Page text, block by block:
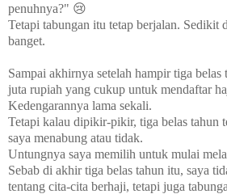
penuhnya?" 😢
Tetapi tabungan itu tetap berjalan. Sedikit
banget.
Sampai akhirnya setelah hampir tiga
juta rupiah yang cukup untuk mendaftar
Kedengarannya lama sekali.
Tetapi kalau dipikir-pikir, tiga belas tahun
saya menabung atau tidak.
Untungnya saya memilih untuk mulai
Sebab di akhir tiga belas tahun itu, saya
tentang cita-cita berhaji, tetapi juga